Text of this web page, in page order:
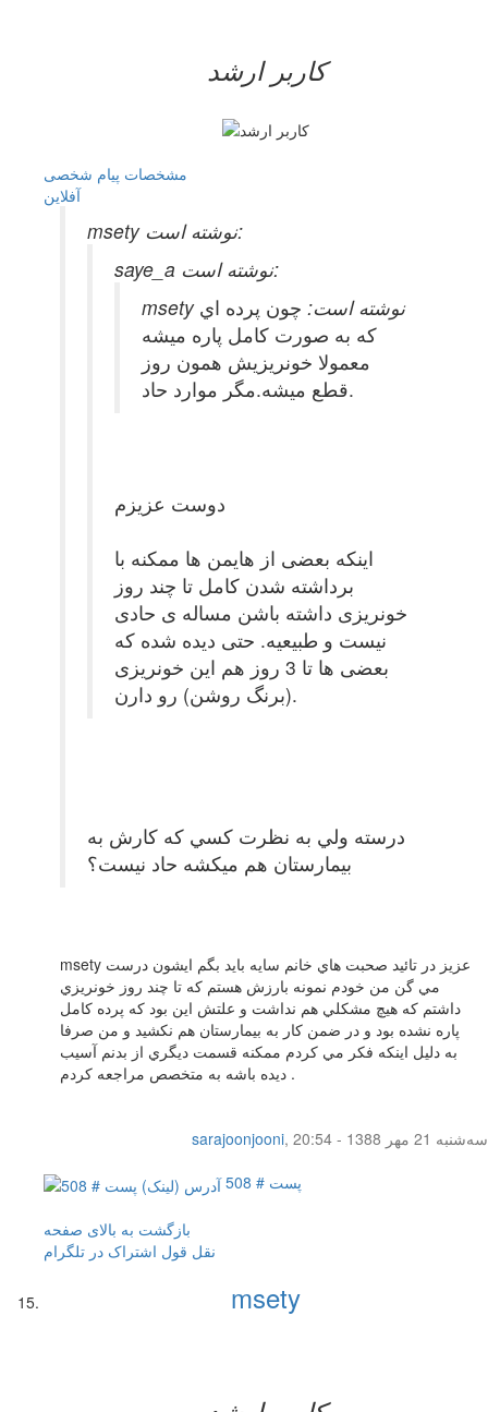
کاربر ارشد
مشخصات پیام شخصی
آفلاين
msety نوشته است:
saye_a نوشته است:
msety نوشته است: چون پرده اي
كه به صورت كامل پاره ميشه
معمولا خونريزيش همون روز
قطع ميشه.مگر موارد حاد.
دوست عزیزم
اینکه بعضی از هایمن ها ممکنه با
برداشته شدن کامل تا چند روز
خونریزی داشته باشن مساله ی حادی
نیست و طبیعیه. حتی دیده شده که
بعضی ها تا 3 روز هم این خونریزی
(برنگ روشن) رو دارن.
درسته ولي به نظرت كسي كه كارش به
بيمارستان هم ميكشه حاد نيست؟
msety عزيز در تائيد صحبت هاي خانم سايه بايد بگم ايشون درست
مي گن من خودم نمونه بارزش هستم كه تا چند روز خونريزي
داشتم كه هيچ مشكلي هم نداشت و علتش اين بود كه پرده كامل
پاره نشده بود و در ضمن كار به بيمارستان هم نكشيد و من صرفا
به دليل اينكه فكر مي كردم ممكنه قسمت ديگري از بدنم آسيب
ديده باشه به متخصص مراجعه كردم .
sarajoonjooni,
سه‌شنبه 21 مهر 1388 - 20:54
پست # 508
بازگشت به بالای صفحه
نقل قول اشتراک در تلگرام
msety